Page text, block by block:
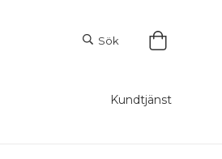
Sök
Kundtjänst